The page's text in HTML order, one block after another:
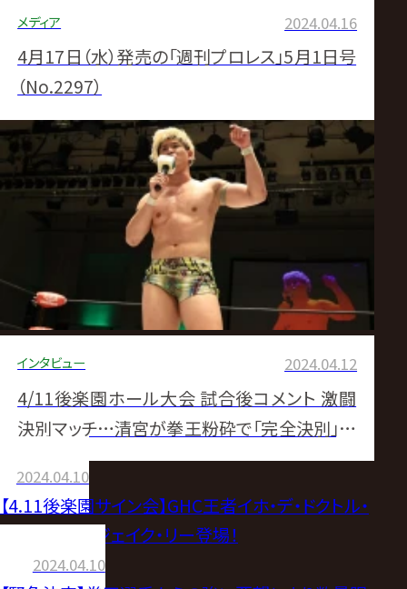
メディア 2024.04.16
4月17日（水）発売の「週刊プロレス」5月1日号
（No.2297）
インタビュー 2024.04.12
4/11後楽園ホール大会 試合後コメント 激闘
決別マッチ…清宮が拳王粉砕で「完全決別」宣
言 拳王は拒絶「まだまだ続く」
2024.04.10
【4.11後楽園サイン会】GHC王者イホ・デ・ドクトル・
ワグナーJr.、ジェイク・リー登場！
2024.04.10